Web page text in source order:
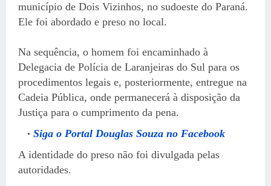
município de Dois Vizinhos, no sudoeste do Paraná.
Ele foi abordado e preso no local.
Na sequência, o homem foi encaminhado à
Delegacia de Polícia de Laranjeiras do Sul para os
procedimentos legais e, posteriormente, entregue na
Cadeia Pública, onde permanecerá à disposição da
Justiça para o cumprimento da pena.
Siga o Portal Douglas Souza no Facebook
A identidade do preso não foi divulgada pelas
autoridades.